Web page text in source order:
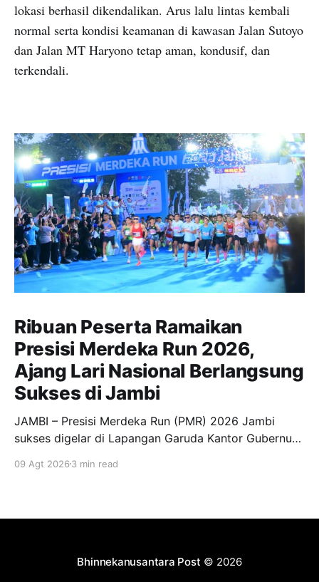
lokasi berhasil dikendalikan. Arus lalu lintas kembali
normal serta kondisi keamanan di kawasan Jalan Sutoyo
dan Jalan MT Haryono tetap aman, kondusif, dan
terkendali.
Ribuan Peserta Ramaikan
Presisi Merdeka Run 2026,
Ajang Lari Nasional Berlangsung
Sukses di Jambi
JAMBI – Presisi Merdeka Run (PMR) 2026 Jambi
sukses digelar di Lapangan Garuda Kantor Gubernur
nasional tersebut berlangsung meriah dan diikuti
Gubernur Jambi Dr. H. Al Haris, S.Sos., M.
09 Agt 2026 3 min read
Bhinnekanusantara Post © 2026